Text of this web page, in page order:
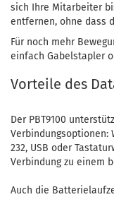
sich Ihre Mitarbeiter
entfernen, ohne dass
Für noch mehr
einfach Gabelstapler
Vorteile des
Der PBT9100
Verbindungsoptionen:
232, USB oder
Verbindung zu einem
Auch die